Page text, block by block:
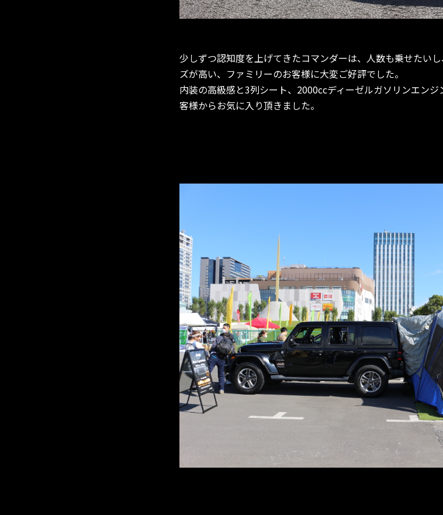
少しずつ認知度を上げてきたコマンダーは、人数も乗せたい
ズが高い、ファミリーのお客様に大変ご好評でした。
内装の高級感と3列シート、2000ccディーゼルガソリンエン
客様からお気に入り頂きました。